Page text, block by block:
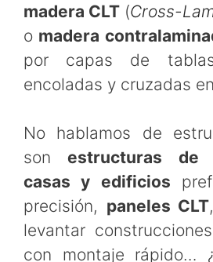
madera CLT (Cross-
o madera
por capas de
encoladas y cruzadas
No hablamos de
sonestructuras de
casas y edificios
precisión, paneles CLT
levantar
con montaje rápido…